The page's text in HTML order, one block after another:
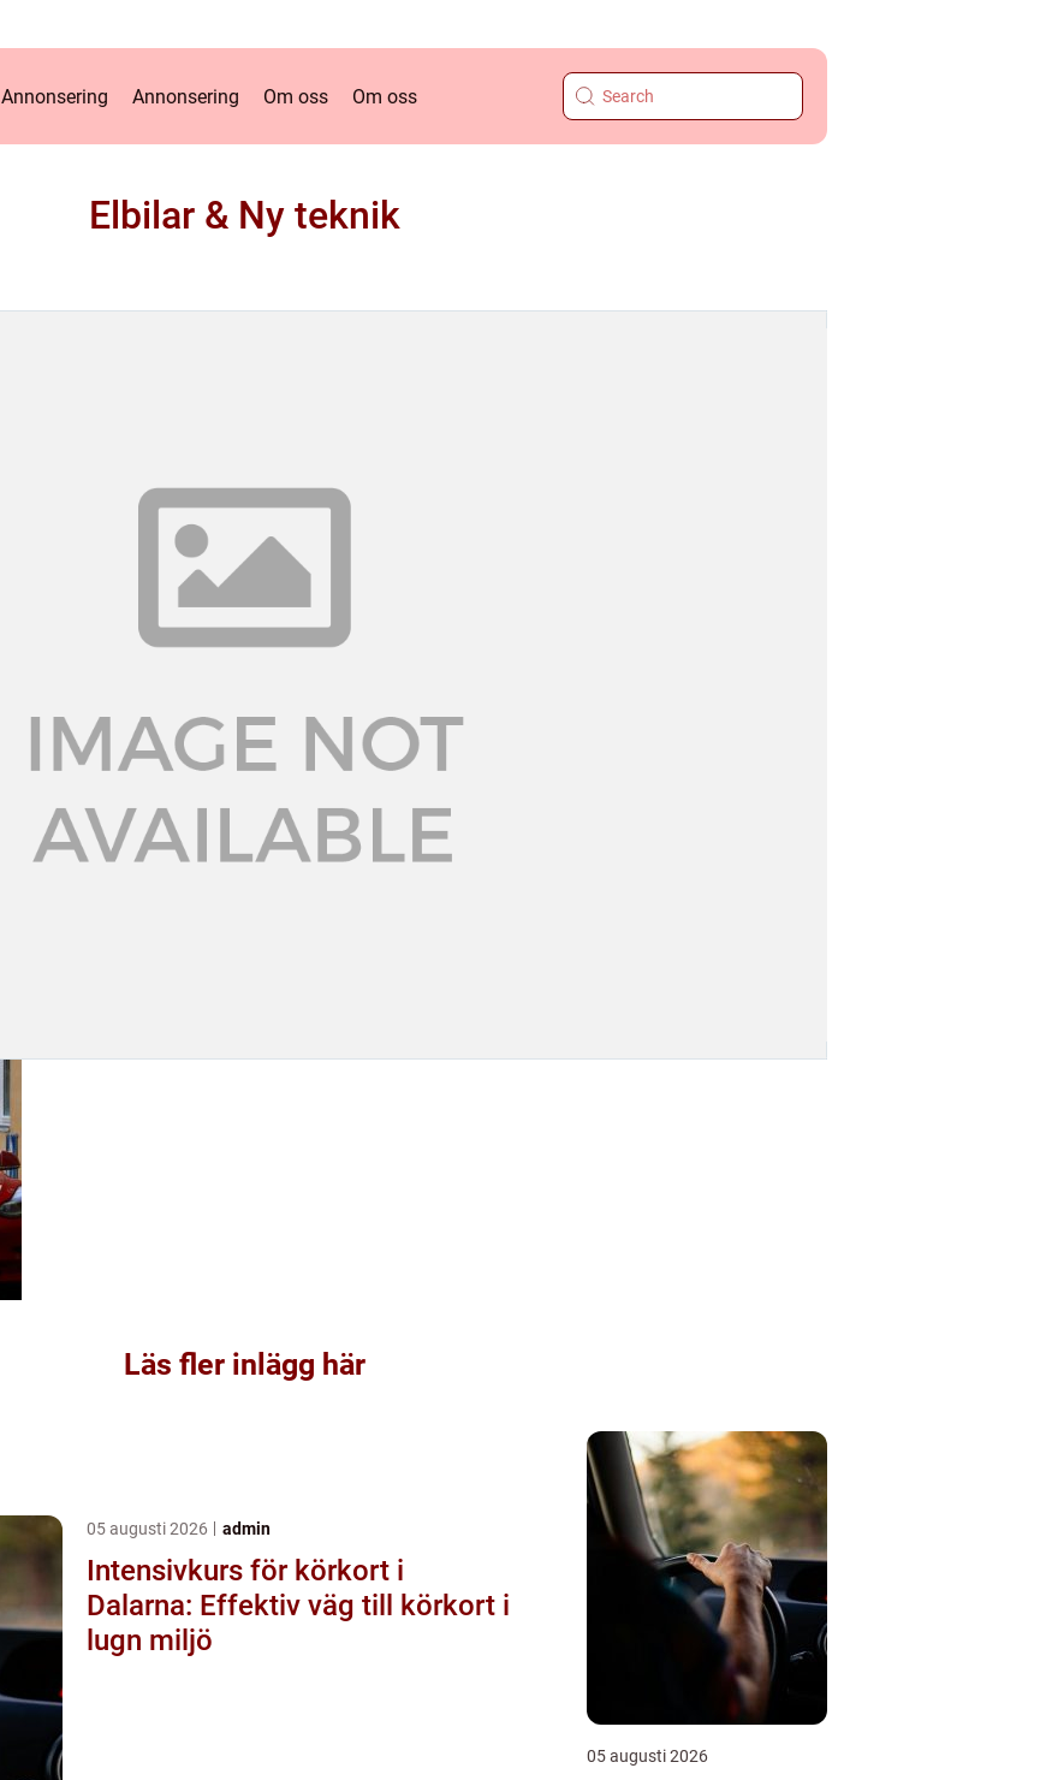
Annonsering Annonsering Om oss Om oss
Elbilar & Ny teknik
Läs fler inlägg här
05 augusti 2026 admin
Intensivkurs för körkort i
Dalarna: Effektiv väg till körkort i
lugn miljö
05 augusti 2026